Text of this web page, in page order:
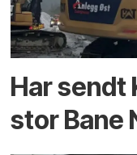
Har sendt
stor Bane